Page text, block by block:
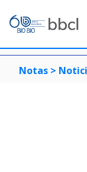
Notas >